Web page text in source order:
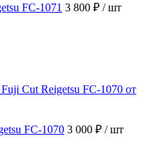
FC-1071 3 800 ₽ / шт
FC-1070 3 000 ₽ / шт